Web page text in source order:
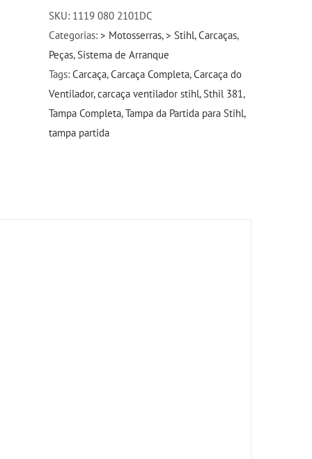
SKU: 1119 080 2101DC
Categorias:> Motosserras,> Stihl,Carcaças,
Peças,Sistema de Arranque
Tags:Carcaça,Carcaça Completa,Carcaça do
Ventilador,carcaça ventilador stihl,Sthil 381,
Tampa Completa,Tampa da Partida para Stihl,
tampa partida